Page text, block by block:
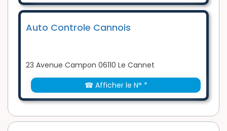
Auto Controle Cannois
23 Avenue Campon 06110 Le Cannet
☎ Afficher le N° *